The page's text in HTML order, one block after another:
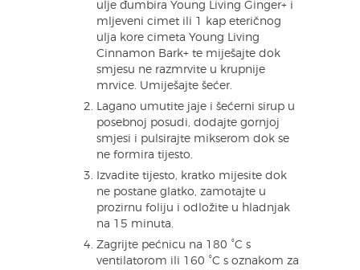
ulje đumbira Young Living Ginger+ i
mljeveni cimet ili 1 kap eteričnog
ulja kore cimeta Young Living
Cinnamon Bark+ te miješajte dok
smjesu ne razmrvite u krupnije
mrvice. Umiješajte šećer.
Lagano umutite jaje i šećerni sirup u
posebnoj posudi, dodajte gornjoj
smjesi i pulsirajte mikserom dok se
ne formira tijesto.
Izvadite tijesto, kratko mijesite dok
ne postane glatko, zamotajte u
prozirnu foliju i odložite u hladnjak
na 15 minuta.
Zagrijte pećnicu na 180 °C s
ventilatorom ili 160 °C s oznakom za